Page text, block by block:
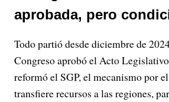
aprobada, pero
Todo partió desde diciembre de
Congreso aprobó el Acto
reformó el SGP, el mecanismo por
transfiere recursos a las regiones,